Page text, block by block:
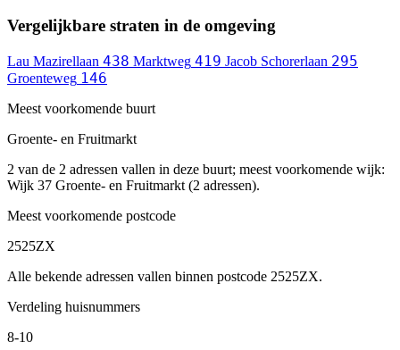
Vergelijkbare straten in de omgeving
Lau Mazirellaan 438 Marktweg 419 Jacob Schorerlaan 295
Groenteweg 146
Meest voorkomende buurt
Groente- en Fruitmarkt
2 van de 2 adressen vallen in deze buurt; meest voorkomende wijk:
Wijk 37 Groente- en Fruitmarkt (2 adressen).
Meest voorkomende postcode
2525ZX
Alle bekende adressen vallen binnen postcode 2525ZX.
Verdeling huisnummers
8-10